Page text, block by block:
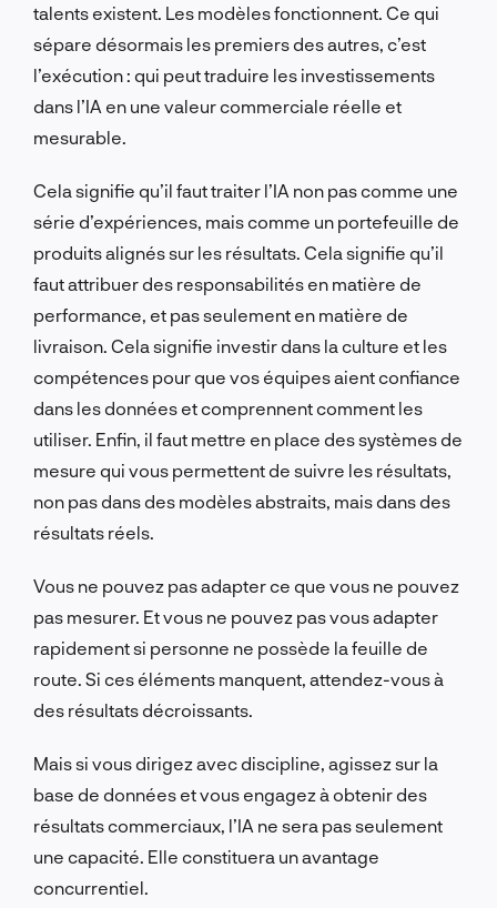
talents existent. Les modèles fonctionnent. Ce qui
sépare désormais les premiers des autres, c’est
l’exécution : qui peut traduire les investissements
dans l’IA en une valeur commerciale réelle et
mesurable.
Cela signifie qu’il faut traiter l’IA non pas comme une
série d’expériences, mais comme un portefeuille de
produits alignés sur les résultats. Cela signifie qu’il
faut attribuer des responsabilités en matière de
performance, et pas seulement en matière de
livraison. Cela signifie investir dans la culture et les
compétences pour que vos équipes aient confiance
dans les données et comprennent comment les
utiliser. Enfin, il faut mettre en place des systèmes de
mesure qui vous permettent de suivre les résultats,
non pas dans des modèles abstraits, mais dans des
résultats réels.
Vous ne pouvez pas adapter ce que vous ne pouvez
pas mesurer. Et vous ne pouvez pas vous adapter
rapidement si personne ne possède la feuille de
route. Si ces éléments manquent, attendez-vous à
des résultats décroissants.
Mais si vous dirigez avec discipline, agissez sur la
base de données et vous engagez à obtenir des
résultats commerciaux, l’IA ne sera pas seulement
une capacité. Elle constituera un avantage
concurrentiel.